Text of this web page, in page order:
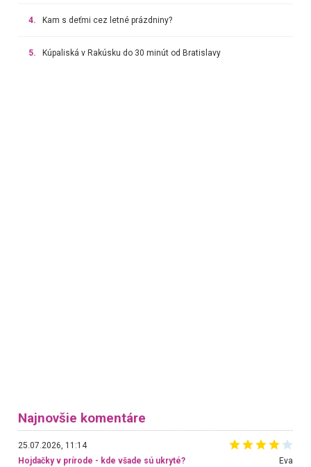
4. Kam s deťmi cez letné prázdniny?
5. Kúpaliská v Rakúsku do 30 minút od Bratislavy
Najnovšie komentáre
25.07.2026, 11:14
Hojdačky v prírode - kde všade sú ukryté?
Eva